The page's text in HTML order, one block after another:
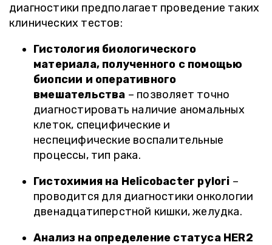
диагностики предполагает проведение таких
клинических тестов:
Гистология биологического
материала, полученного с помощью
биопсии и оперативного
вмешательства – позволяет точно
диагностировать наличие аномальных
клеток, специфические и
неспецифические воспалительные
процессы, тип рака.
Гистохимия на Helicobacter pylori –
проводится для диагностики онкологии
двенадцатиперстной кишки, желудка.
Анализ на определение статуса HER2